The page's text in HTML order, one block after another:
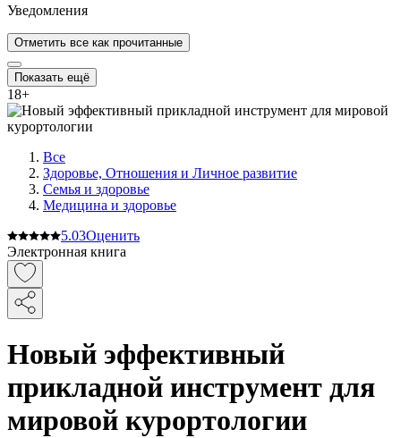
Уведомления
Отметить все как прочитанные
Показать ещё
18+
Все
Здоровье, Отношения и Личное развитие
Семья и здоровье
Медицина и здоровье
5.03Оценить
Электронная книга
Новый эффективный
прикладной инструмент для
мировой курортологии